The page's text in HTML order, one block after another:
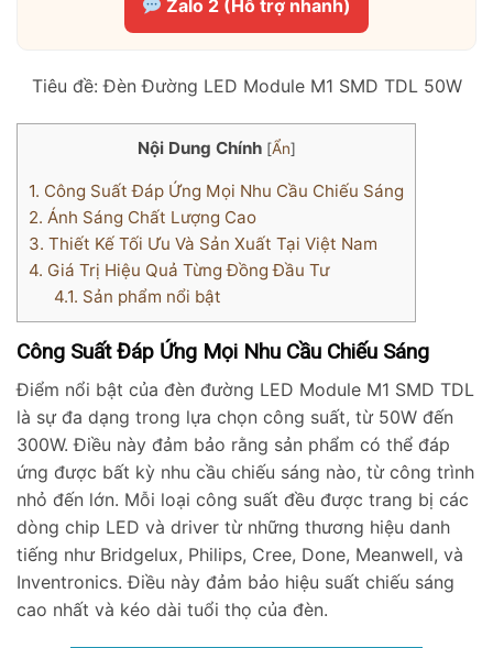
Zalo 2 (Hỗ trợ nhanh)
Tiêu đề: Đèn Đường LED Module M1 SMD TDL 50W
Nội Dung Chính [Ẩn]
1. Công Suất Đáp Ứng Mọi Nhu Cầu Chiếu Sáng
2. Ánh Sáng Chất Lượng Cao
3. Thiết Kế Tối Ưu Và Sản Xuất Tại Việt Nam
4. Giá Trị Hiệu Quả Từng Đồng Đầu Tư
4.1. Sản phẩm nổi bật
Công Suất Đáp Ứng Mọi Nhu Cầu Chiếu Sáng
Điểm nổi bật của đèn đường LED Module M1 SMD TDL
là sự đa dạng trong lựa chọn công suất, từ 50W đến
300W. Điều này đảm bảo rằng sản phẩm có thể đáp
ứng được bất kỳ nhu cầu chiếu sáng nào, từ công trình
nhỏ đến lớn. Mỗi loại công suất đều được trang bị các
dòng chip LED và driver từ những thương hiệu danh
tiếng như Bridgelux, Philips, Cree, Done, Meanwell, và
Inventronics. Điều này đảm bảo hiệu suất chiếu sáng
cao nhất và kéo dài tuổi thọ của đèn.